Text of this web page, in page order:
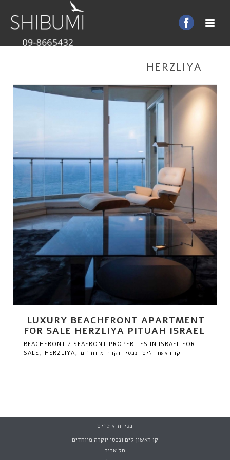
HERZLIYA
LUXURY BEACHFRONT APARTMENT
FOR SALE HERZLIYA PITUAH ISRAEL
BEACHFRONT / SEAFRONT PROPERTIES IN ISRAEL FOR
SALE, HERZLIYA, קו ראשון לים ונכסי יוקרה מיוחדים
בניית אתרים
קו ראשון לים ונכסי יוקרה מיוחדים
תל אביב